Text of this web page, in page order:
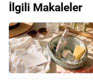
İlgili Makaleler